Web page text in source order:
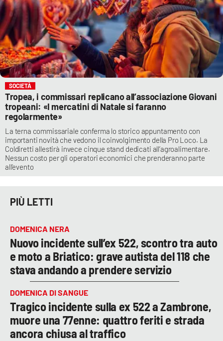
SOCIETÀ
Tropea, i commissari replicano all’associazione Giovani
tropeani: «I mercatini di Natale si faranno
regolarmente»
La terna commissariale conferma lo storico appuntamento con
importanti novità che vedono il coinvolgimento della Pro Loco. La
Coldiretti allestirà invece cinque stand dedicati all’agroalimentare.
Nessun costo per gli operatori economici che prenderanno parte
all’evento
PIÙ LETTI
DOMENICA NERA
Nuovo incidente sull’ex 522, scontro tra auto
e moto a Briatico: grave autista del 118 che
stava andando a prendere servizio
DOMENICA DI SANGUE
Tragico incidente sulla ex 522 a Zambrone,
muore una 77enne: quattro feriti e strada
ancora chiusa al traffico